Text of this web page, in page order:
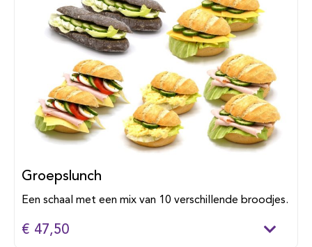
Groepslunch
Een schaal met een mix van 10 verschillende broodjes.
€ 47,50